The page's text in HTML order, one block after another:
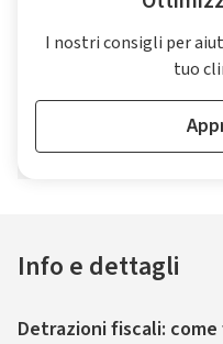
I nostri consigli per
tuo
Info e dettagli
Detrazioni fiscali: